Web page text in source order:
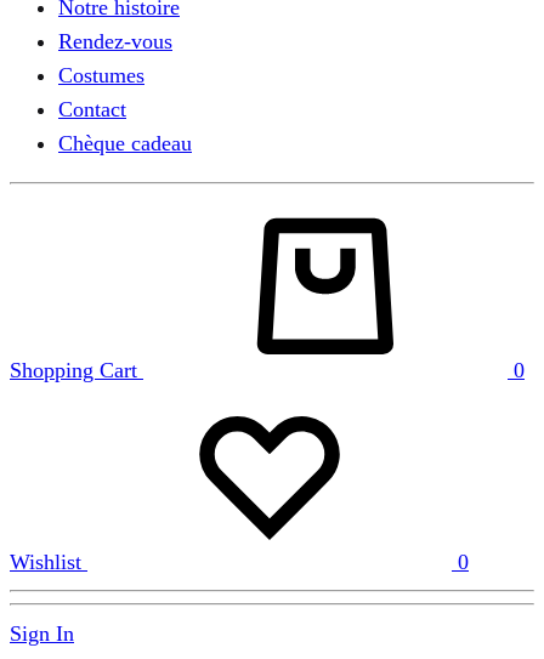
Notre histoire
Rendez-vous
Costumes
Contact
Chèque cadeau
Shopping Cart 0
Wishlist 0
Sign In